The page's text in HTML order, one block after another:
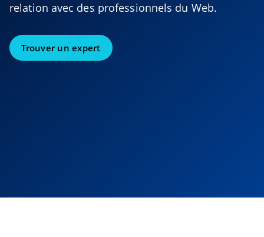
relation avec des professionnels du Web.
Trouver un expert